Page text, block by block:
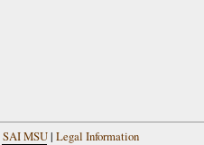
SAI MSU| Legal Information